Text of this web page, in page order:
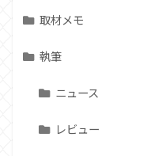
取材メモ
執筆
ニュース
レビュー